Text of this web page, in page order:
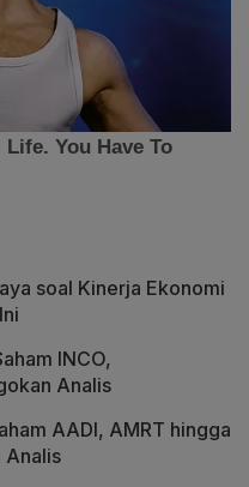
soal Kinerja Ekonomi
INCO,
Analis
AADI, AMRT hingga
Analis